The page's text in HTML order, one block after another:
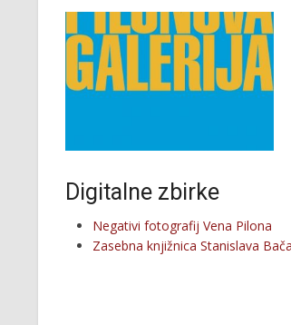
Digitalne zbirke
Negativi fotografij Vena Pilona
Zasebna knjižnica Stanislava